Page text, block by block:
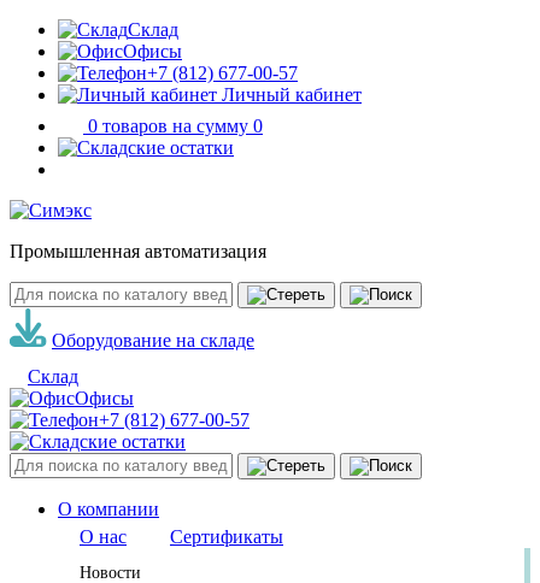
Склад
Офисы
+7 (812) 677-00-57
Личный кабинет
0 товаров на сумму 0
Промышленная автоматизация
Оборудование на складе
Склад
Офисы
+7 (812) 677-00-57
О компании
О нас
Сертификаты
Новости